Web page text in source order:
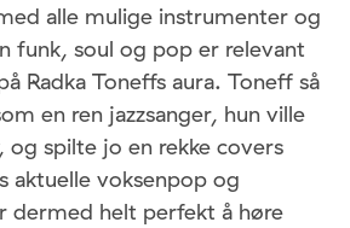
alle mulige instrumenter og
funk, soul og pop er relevant
Radka Toneffs aura. Toneff så
en ren jazzsanger, hun ville
og spilte jo en rekke covers
aktuelle voksenpop og
dermed helt perfekt å høre